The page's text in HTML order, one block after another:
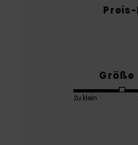
Größe
Zu klein